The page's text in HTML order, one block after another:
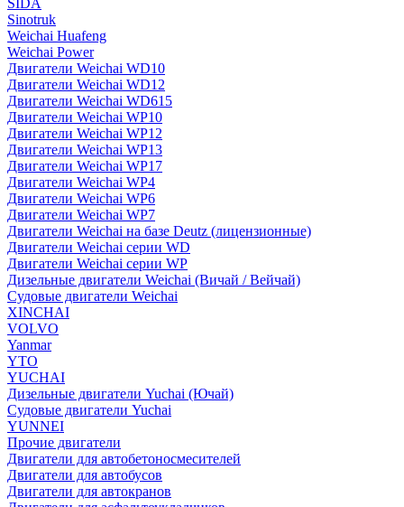
SIDA
Sinotruk
Weichai Huafeng
Weichai Power
Двигатели Weichai WD10
Двигатели Weichai WD12
Двигатели Weichai WD615
Двигатели Weichai WP10
Двигатели Weichai WP12
Двигатели Weichai WP13
Двигатели Weichai WP17
Двигатели Weichai WP4
Двигатели Weichai WP6
Двигатели Weichai WP7
Двигатели Weichai на базе Deutz (лицензионные)
Двигатели Weichai серии WD
Двигатели Weichai серии WP
Дизельные двигатели Weichai (Вичай / Вейчай)
Судовые двигатели Weichai
XINCHAI
VOLVO
Yanmar
YTO
YUCHAI
Дизельные двигатели Yuchai (Ючай)
Судовые двигатели Yuchai
YUNNEI
Прочие двигатели
Двигатели для автобетоносмесителей
Двигатели для автобусов
Двигатели для автокранов